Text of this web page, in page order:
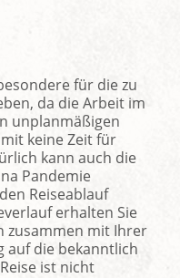
für die zu
da die Arbeit im
unplanmäßigen
keine Zeit für
kann auch die
Pandemie
Reiseablauf
erhalten Sie
zusammen mit Ihrer
auf die bekanntlich
ist nicht